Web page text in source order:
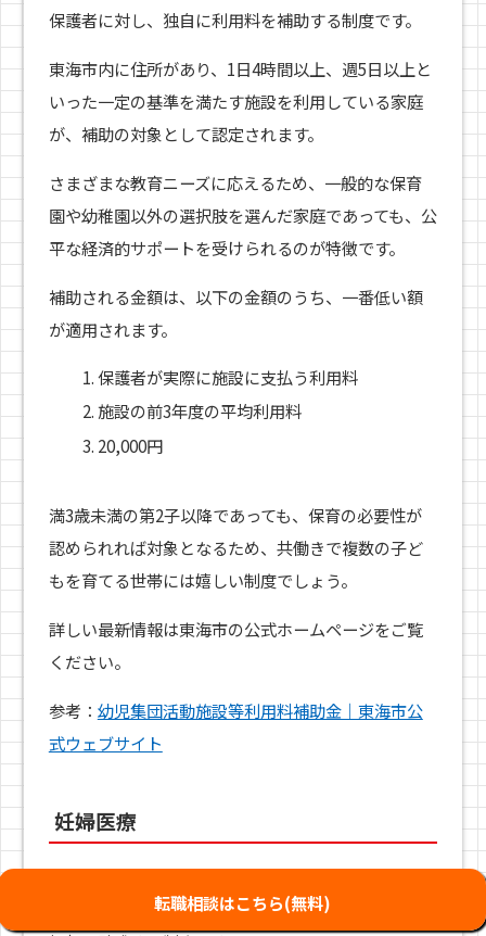
保護者に対し、独自に利用料を補助する制度です。
東海市内に住所があり、1日4時間以上、週5日以上と
いった一定の基準を満たす施設を利用している家庭
が、補助の対象として認定されます。
さまざまな教育ニーズに応えるため、一般的な保育
園や幼稚園以外の選択肢を選んだ家庭であっても、公
平な経済的サポートを受けられるのが特徴です。
補助される金額は、以下の金額のうち、一番低い額
が適用されます。
保護者が実際に施設に支払う利用料
施設の前3年度の平均利用料
20,000円
満3歳未満の第2子以降であっても、保育の必要性が
認められれば対象となるため、共働きで複数の子ど
もを育てる世帯には嬉しい制度でしょう。
詳しい最新情報は東海市の公式ホームページをご覧
ください。
参考： 幼児集団活動施設等利用料補助金｜東海市公
式ウェブサイト
妊婦医療
妊婦医療は、東海市内に住所がある妊婦の方が、産
婦人科で受診した際、保険診療分の医療費の自己負
転職相談はこちら(無料)